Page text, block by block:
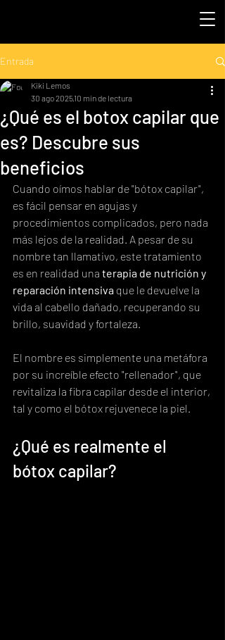
Entrada
¿Qué es el botox capilar que
es? Descubre sus
beneficios
Kiki Lemos
30 ago 202510 min de lectura
Cuando oímos hablar de "bótox capilar",
es fácil pensar en agujas y
procedimientos complicados, pero nada
más lejos de la realidad. A pesar de su
nombre tan llamativo, este tratamiento
es en realidad una terapia de nutrición y
reparación intensiva que le devuelve la
vida al cabello dañado, recuperando su
brillo, suavidad y fortaleza.
El nombre es simplemente una metáfora
por su increíble efecto "rellenador", que
revitaliza la fibra capilar desde el interior,
tal y como el bótox rejuvenece la piel.
¿Qué es realmente el
bótox capilar?